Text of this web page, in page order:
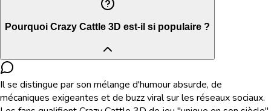
Pourquoi Crazy Cattle 3D est-il si populaire ?
Il se distingue par son mélange d'humour absurde, de
mécaniques exigeantes et de buzz viral sur les réseaux sociaux.